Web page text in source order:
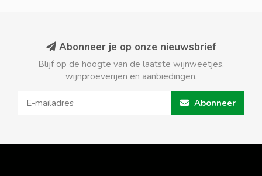
Abonneer je op onze nieuwsbrief
Blijf op de hoogte van de laatste wijnweetjes,
wijnproeverijen en aanbiedingen.
Abonneer